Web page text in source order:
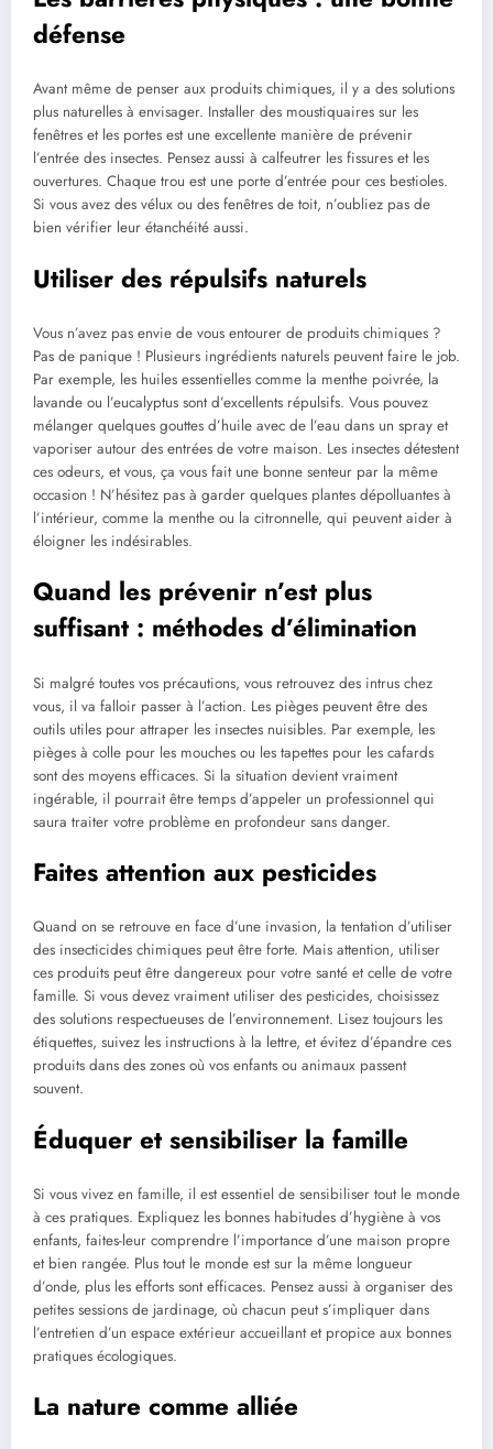
défense
Avant même de penser aux produits chimiques, il y a des solutions
plus naturelles à envisager. Installer des moustiquaires sur les
fenêtres et les portes est une excellente manière de prévenir
l’entrée des insectes. Pensez aussi à calfeutrer les fissures et les
ouvertures. Chaque trou est une porte d’entrée pour ces bestioles.
Si vous avez des vélux ou des fenêtres de toit, n’oubliez pas de
bien vérifier leur étanchéité aussi.
Utiliser des répulsifs naturels
Vous n’avez pas envie de vous entourer de produits chimiques ?
Pas de panique ! Plusieurs ingrédients naturels peuvent faire le job.
Par exemple, les huiles essentielles comme la menthe poivrée, la
lavande ou l’eucalyptus sont d’excellents répulsifs. Vous pouvez
mélanger quelques gouttes d’huile avec de l’eau dans un spray et
vaporiser autour des entrées de votre maison. Les insectes détestent
ces odeurs, et vous, ça vous fait une bonne senteur par la même
occasion ! N’hésitez pas à garder quelques plantes dépolluantes à
l’intérieur, comme la menthe ou la citronnelle, qui peuvent aider à
éloigner les indésirables.
Quand les prévenir n’est plus
suffisant : méthodes d’élimination
Si malgré toutes vos précautions, vous retrouvez des intrus chez
vous, il va falloir passer à l’action. Les pièges peuvent être des
outils utiles pour attraper les insectes nuisibles. Par exemple, les
pièges à colle pour les mouches ou les tapettes pour les cafards
sont des moyens efficaces. Si la situation devient vraiment
ingérable, il pourrait être temps d’appeler un professionnel qui
saura traiter votre problème en profondeur sans danger.
Faites attention aux pesticides
Quand on se retrouve en face d’une invasion, la tentation d’utiliser
des insecticides chimiques peut être forte. Mais attention, utiliser
ces produits peut être dangereux pour votre santé et celle de votre
famille. Si vous devez vraiment utiliser des pesticides, choisissez
des solutions respectueuses de l’environnement. Lisez toujours les
étiquettes, suivez les instructions à la lettre, et évitez d’épandre ces
produits dans des zones où vos enfants ou animaux passent
souvent.
Éduquer et sensibiliser la famille
Si vous vivez en famille, il est essentiel de sensibiliser tout le monde
à ces pratiques. Expliquez les bonnes habitudes d’hygiène à vos
enfants, faites-leur comprendre l’importance d’une maison propre
et bien rangée. Plus tout le monde est sur la même longueur
d’onde, plus les efforts sont efficaces. Pensez aussi à organiser des
petites sessions de jardinage, où chacun peut s’impliquer dans
l’entretien d’un espace extérieur accueillant et propice aux bonnes
pratiques écologiques.
La nature comme alliée